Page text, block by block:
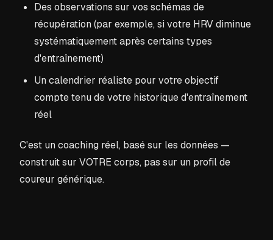
Des observations sur vos schémas de
récupération (par exemple, si votre HRV diminue
systématiquement après certains types
d'entraînement)
Un calendrier réaliste pour votre objectif
compte tenu de votre historique d'entraînement
réel
C'est un coaching réel, basé sur les données —
construit sur VOTRE corps, pas sur un profil de
coureur générique.